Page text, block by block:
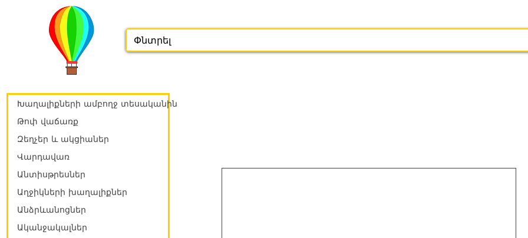
Խաղալիքների ամբողջ տեսականին
Թոփ վաճառք
Զեղչեր և ակցիաներ
Վարդավառ
Անտիսթրեսներ
Աղջիկների խաղալիքներ
Անձրևանոցներ
Ականջակալներ